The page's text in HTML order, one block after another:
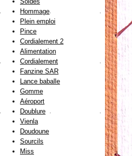
Hommage
Plein emploi
Pince
Cordialement 2
Alimentation
Cordialement
Fanzine SAR
Lance baballe
Gomme
Aéroport
Doublure
Vienla
Doudoune
Sourcils
Miss